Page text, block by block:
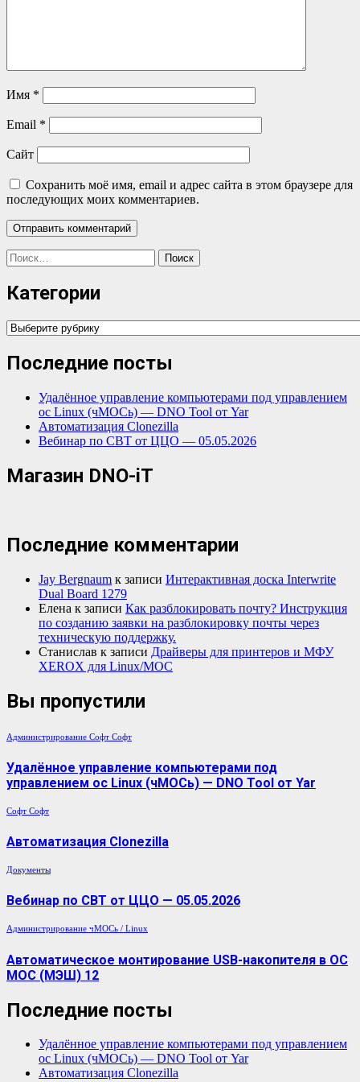
Имя *
Email *
Сайт
Сохранить моё имя, email и адрес сайта в этом браузере для
последующих моих комментариев.
Найти:
Категории
Категории
Последние посты
Удалённое управление компьютерами под управлением
ос Linux (чМОСь) — DNO Tool от Yar
Автоматизация Clonezilla
Вебинар по СВТ от ЦЦО — 05.05.2026
Магазин DNO-iT
Последние комментарии
Jay Bergnaum к записи Интерактивная доска Interwrite
Dual Board 1279
Елена к записи Как разблокировать почту? Инструкция
по созданию заявки на разблокировку почты через
техническую поддержку.
Станислав к записи Драйверы для принтеров и МФУ
XEROX для Linux/МОС
Вы пропустили
Администрирование Софт Софт
Удалённое управление компьютерами под
управлением ос Linux (чМОСь) — DNO Tool от Yar
Софт Софт
Автоматизация Clonezilla
Документы
Вебинар по СВТ от ЦЦО — 05.05.2026
Администрирование чМОСь / Linux
Автоматическое монтирование USB-накопителя в ОС
МОС (МЭШ) 12
Последние посты
Удалённое управление компьютерами под управлением
ос Linux (чМОСь) — DNO Tool от Yar
Автоматизация Clonezilla